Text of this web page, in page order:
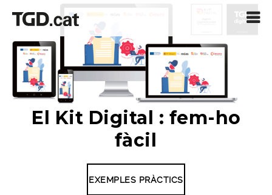
El Kit Digital : fem-ho
fàcil
EXEMPLES PRÀCTICS